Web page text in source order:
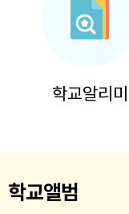
학교알리미
학교앨범